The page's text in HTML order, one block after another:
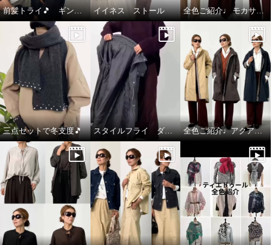
前髪トライ🎵 ギンカウィンカ ドレスドヘアー イイネス ストール 全色ご紹介♩ モカサン ジュンコシマダ カーディガン
三点セットで冬支度🎵 スタイルフライ ダウンコート 全色ご紹介♩アクアスキュータム